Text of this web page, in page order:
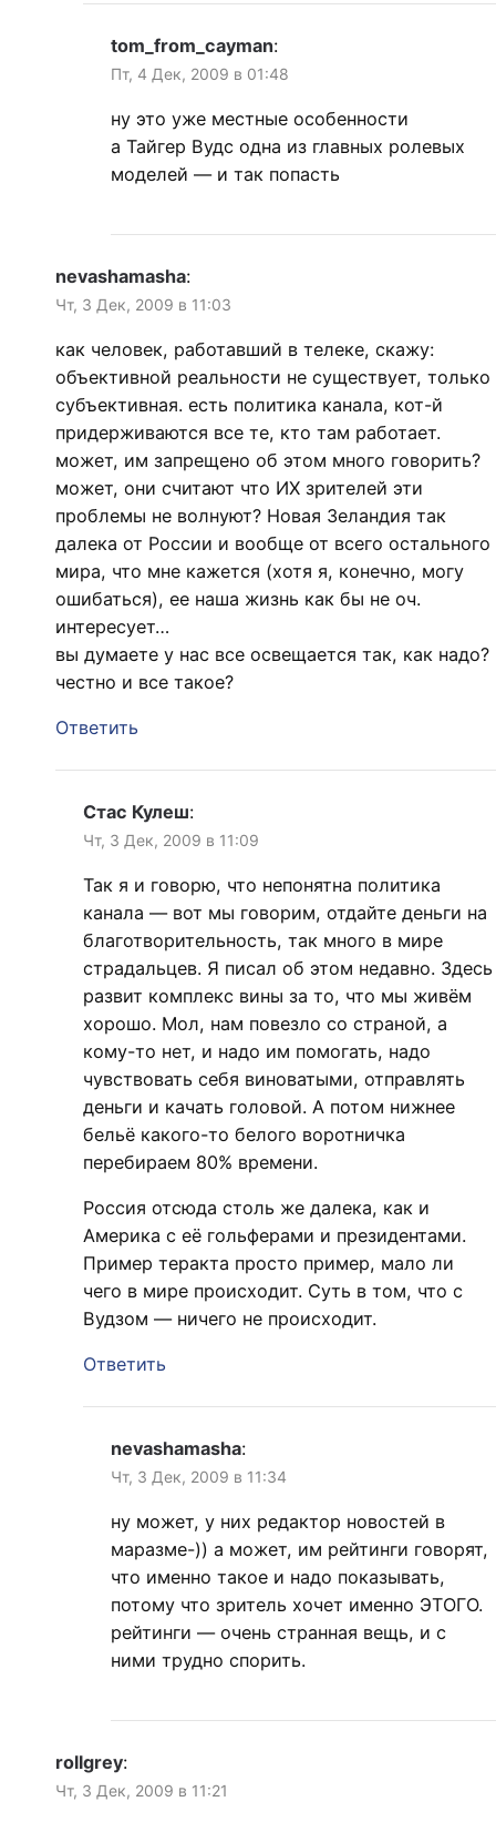
tom_from_cayman:
Пт, 4 Дек, 2009 в 01:48
ну это уже местные особенности
а Тайгер Вудс одна из главных ролевых
моделей — и так попасть
nevashamasha:
Чт, 3 Дек, 2009 в 11:03
как человек, работавший в телеке, скажу:
объективной реальности не существует, только
субъективная. есть политика канала, кот-й
придерживаются все те, кто там работает.
может, им запрещено об этом много говорить?
может, они считают что ИХ зрителей эти
проблемы не волнуют? Новая Зеландия так
далека от России и вообще от всего остального
мира, что мне кажется (хотя я, конечно, могу
ошибаться), ее наша жизнь как бы не оч.
интересует…
вы думаете у нас все освещается так, как надо?
честно и все такое?
Ответить
Стас Кулеш:
Чт, 3 Дек, 2009 в 11:09
Так я и говорю, что непонятна политика
канала — вот мы говорим, отдайте деньги на
благотворительность, так много в мире
страдальцев. Я писал об этом недавно. Здесь
развит комплекс вины за то, что мы живём
хорошо. Мол, нам повезло со страной, а
кому-то нет, и надо им помогать, надо
чувствовать себя виноватыми, отправлять
деньги и качать головой. А потом нижнее
бельё какого-то белого воротничка
перебираем 80% времени.
Россия отсюда столь же далека, как и
Америка с её гольферами и президентами.
Пример теракта просто пример, мало ли
чего в мире происходит. Суть в том, что с
Вудзом — ничего не происходит.
Ответить
nevashamasha:
Чт, 3 Дек, 2009 в 11:34
ну может, у них редактор новостей в
маразме-)) а может, им рейтинги говорят,
что именно такое и надо показывать,
потому что зритель хочет именно ЭТОГО.
рейтинги — очень странная вещь, и с
ними трудно спорить.
rollgrey:
Чт, 3 Дек, 2009 в 11:21